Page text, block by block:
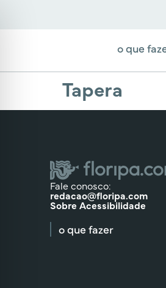
o que
Tapera
Fale conosco:
redacao@floripa.com
Sobre Acessibilidade
o que fazer